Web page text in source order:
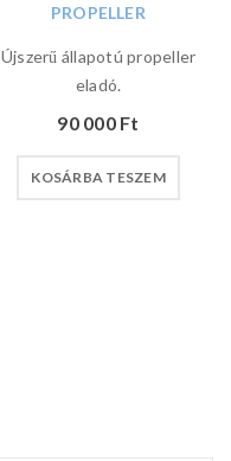
PROPELLER
Újszerű állapotú propeller
eladó.
90 000 Ft
KOSÁRBA TESZEM